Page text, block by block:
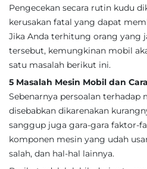
Pengecekan secara rutin kudu
kerusakan fatal yang dapat
Jika Anda terhitung orang yang
tersebut, kemungkinan mobil
satu masalah berikut ini.
5 Masalah Mesin Mobil dan
Sebenarnya persoalan terhadap
disebabkan dikarenakan
sanggup juga gara-gara faktor-
komponen mesin yang udah
salah, dan hal-hal lainnya.